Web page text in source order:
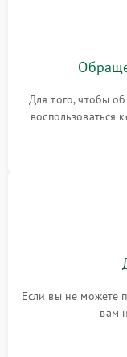
Для того, чтобы
воспользоваться
или
Если вы не можете
вам